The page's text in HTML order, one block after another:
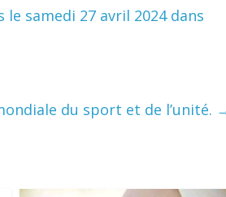
samedi 27 avril 2024 dans
du sport et de l’unité.